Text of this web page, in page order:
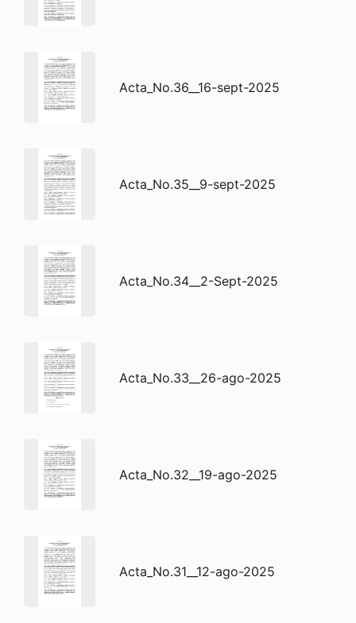
Acta_No.36__16-sept-2025
Acta_No.35__9-sept-2025
Acta_No.34__2-Sept-2025
Acta_No.33__26-ago-2025
Acta_No.32__19-ago-2025
Acta_No.31__12-ago-2025